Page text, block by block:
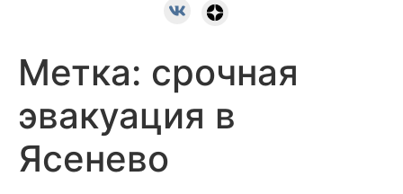
Метка: срочная
эвакуация в
Ясенево